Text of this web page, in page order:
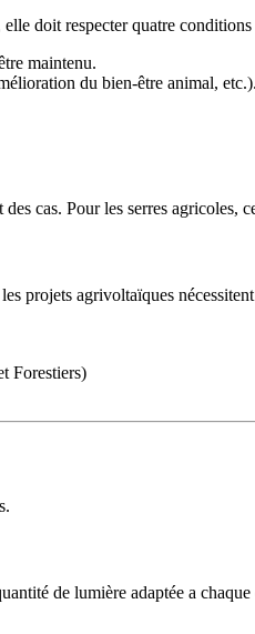
doit respecter quatre conditions
maintenu.
du bien-être animal, etc.).
des cas. Pour les serres agricoles,
les projets agrivoltaïques
Forestiers)
de lumière adaptée a